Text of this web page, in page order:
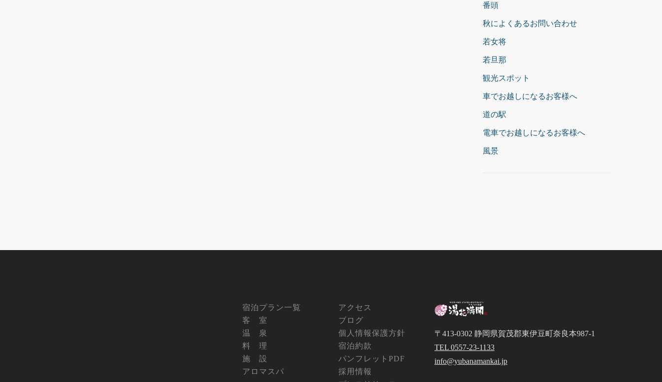
番頭
秋によくあるお問い合わせ
若女将
若旦那
観光スポット
車でお越しになるお客様へ
道の駅
電車でお越しになるお客様へ
風景
宿泊プラン一覧
客 室
温 泉
料 理
施 設
アロマスパ
アクセス
ブログ
個人情報保護方針
宿泊約款
パンフレットPDF
採用情報
〒413-0302 静岡県賀茂郡東伊豆町奈良本987-1
TEL 0557-23-1133
info@yubanamankai.jp